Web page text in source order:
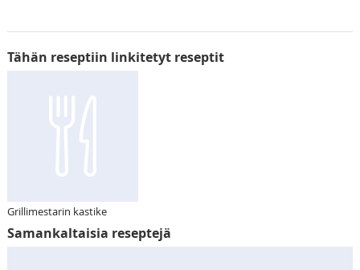
Tähän reseptiin linkitetyt reseptit
Grillimestarin kastike
Samankaltaisia reseptejä